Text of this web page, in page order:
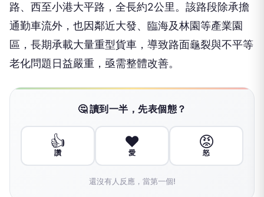
路、西至小港大平路，全長約2公里。該路段除承擔
通勤車流外，也因鄰近大發、臨海及林園等產業園
區，長期承載大量重型貨車，導致路面龜裂與不平等
老化問題日益嚴重，亟需整體改善。
🤔 讀到一半，先表個態？
👍
讚
❤️
愛
😡
怒
還沒有人反應，當第一個!